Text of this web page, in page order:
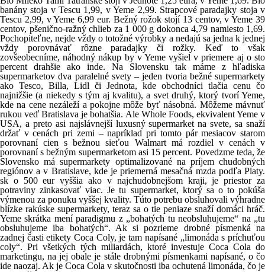
banány stoja v Tescu 1,99, v Yeme 2,99. Strapcové paradajky stoja v
Tescu 2,99, v Yeme 6,99 eur. Bežný rožok stojí 13 centov, v Yeme 39
centov, pšenično-ražný chlieb za 1 000 g dokonca 4,79 namiesto 1,69.
Pochopiteľne, nejde vždy o totožné výrobky a nedajú sa jedna k jednej
vždy porovnávať rôzne paradajky či rožky. Keď to však
zovšeobecníme, náhodný nákup by v Yeme vyšiel v priemere aj o sto
percent drahšie ako inde. Na Slovensku tak máme z hľadiska
supermarketov dva paralelné svety – jeden tvoria bežné supermarkety
ako Tesco, Billa, Lidl či Jednota, kde obchodníci tlačia cenu čo
najnižšie (a niekedy s tým aj kvalitu), a svet druhý, ktorý tvorí Yeme,
kde na cene nezáleží a pokojne môže byť násobná. Môžeme mávnuť
rukou veď Bratislava je bohatšia. Ale Whole Foods, ekvivalent Yeme v
USA, a preto asi najslávnejší luxusný supermarket na svete, sa snaží
držať v cenách pri zemi – napríklad pri tomto pár mesiacov starom
porovnaní cien s bežnou sieťou Walmart má rozdiel v cenách v
porovnaní s bežným supermarketom asi 15 percent. Povedzme teda, že
Slovensko má supermarkety optimalizované na príjem chudobných
regiónov a v Bratislave, kde je priemerná mesačná mzda podľa Platy.
sk o 500 eur vyššia ako v najchudobnejšom kraji, je priestor za
potraviny zinkasovať viac. Je tu supermarket, ktorý sa o to pokúša
výmenou za ponuku vyššej kvality. Túto potrebu obsluhovali výhradne
blízke rakúske supermarkety, teraz sa o tie peniaze snaží domáci hráč.
Yeme skrátka mení paradigmu z „bohatých tu neobsluhujeme“ na „tu
obsluhujeme iba bohatých“. Ak si pozrieme drobné písmenká na
zadnej časti etikety Coca Coly, je tam napísané „limonáda s príchuťou
coly“. Pri všetkých tých miliardách, ktoré investuje Coca Cola do
marketingu, na jej obale je stále drobnými písmenkami napísané, o čo
ide naozaj. Ak je Coca Cola v skutočnosti iba ochutená limonáda, čo je